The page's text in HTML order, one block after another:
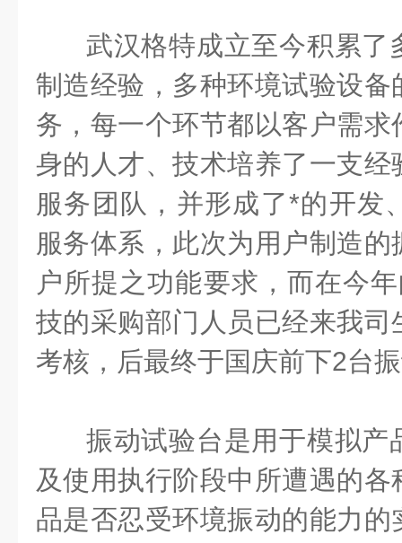
武汉格特成立至今积累了
制造经验，多种环境试验设
务，每一个环节都以客户需
身的人才、技术培养了一支
服务团队，并形成了*的开发
服务体系，此次为用户制造
户所提之功能要求，而在今
技的采购部门人员已经来我
考核， 后最终于国庆前下2台
振动试验台是用于模拟产
及使用执行阶段中所遭遇的
品是否忍受环境振动的能力